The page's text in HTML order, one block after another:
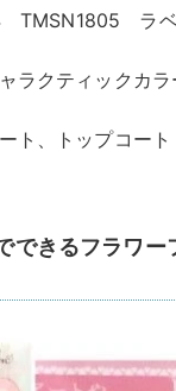
TMSN1805 ラベ
ラクティック
ト、トップコート
できるフラワ